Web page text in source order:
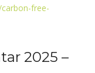
free-
2025 –